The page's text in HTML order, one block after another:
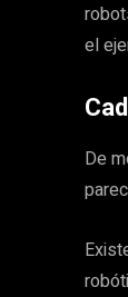
el
De